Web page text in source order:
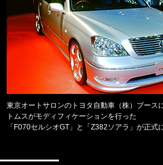
東京オートサロンのトヨタ自動車（株）ブース
トムスがモディフィケーションを行った
「F070セルシオGT」と「Z382ソアラ」が正式